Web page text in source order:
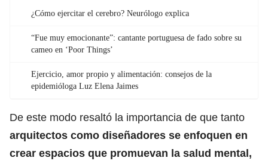
¿Cómo ejercitar el cerebro? Neurólogo explica
“Fue muy emocionante”: cantante portuguesa de fado sobre su
cameo en ‘Poor Things’
Ejercicio, amor propio y alimentación: consejos de la
epidemióloga Luz Elena Jaimes
De este modo resaltó la importancia de que tanto
arquitectos como diseñadores se enfoquen en
crear espacios que promuevan la salud mental,